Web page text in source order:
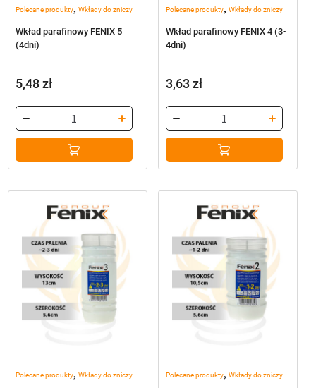
Polecane produkty, Wkłady do zniczy
Wkład parafinowy FENIX 5
(4dni)
5,48zł
Polecane produkty, Wkłady do zniczy
Wkład parafinowy FENIX 4 (3-
4dni)
3,63zł
Polecane produkty, Wkłady do zniczy Polecane produkty, Wkłady do zniczy